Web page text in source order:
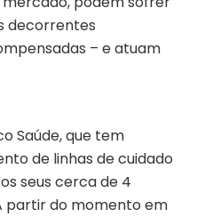
decorrentes
– e atuam
Saúde, que tem
de linhas de cuidado
seus cerca de 4
partir do momento em